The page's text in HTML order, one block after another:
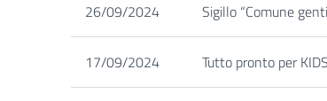
26/09/2024 Sigillo “Comune
17/09/2024 Tutto pronto per